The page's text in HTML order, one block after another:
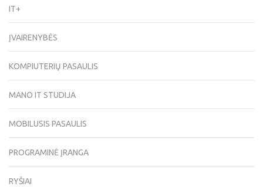
IT+
ĮVAIRENYBĖS
KOMPIUTERIŲ PASAULIS
MANO IT STUDIJA
MOBILUSIS PASAULIS
PROGRAMINĖ ĮRANGA
RYŠIAI